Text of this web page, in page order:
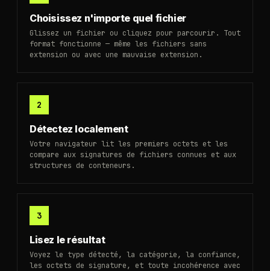
Choisissez n'importe quel fichier
Glissez un fichier ou cliquez pour parcourir. Tout
format fonctionne — même les fichiers sans
extension ou avec une mauvaise extension.
2
Détectez localement
Votre navigateur lit les premiers octets et les
compare aux signatures de fichiers connues et aux
structures de conteneurs.
3
Lisez le résultat
Voyez le type détecté, la catégorie, la confiance,
les octets de signature, et toute incohérence avec